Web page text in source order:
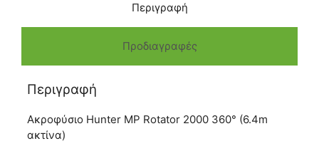
Περιγραφή
Προδιαγραφές
Περιγραφή
Ακροφύσιο Hunter MP Rotator 2000 360° (6.4m
ακτίνα)